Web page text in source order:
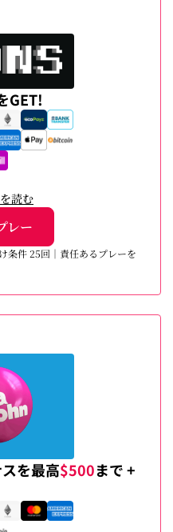
GET!
読む
レー
条件 25回｜責任あるプレーを
を最高$500まで +